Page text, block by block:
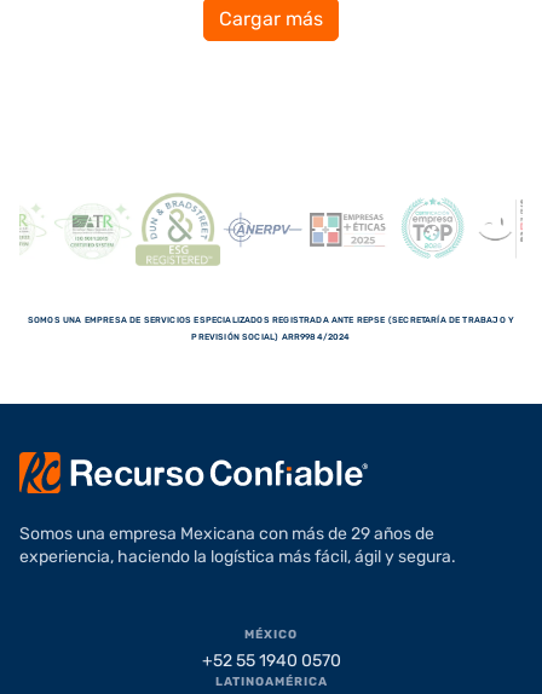
Cargar más
SOMOS UNA EMPRESA DE SERVICIOS ESPECIALIZADOS REGISTRADA ANTE REPSE (SECRETARÍA DE TRABAJO Y
PREVISIÓN SOCIAL) ARR9984/2024
Somos una empresa Mexicana con más de 29 años de
experiencia, haciendo la logística más fácil, ágil y segura.
MÉXICO
+52 55 1940 0570
LATINOAMÉRICA